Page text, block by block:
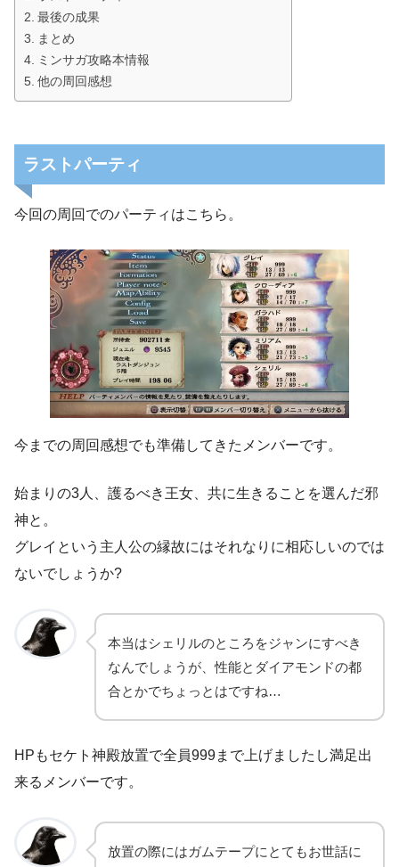
最後の成果
まとめ
ミンサガ攻略本情報
他の周回感想
ラストパーティ
今回の周回でのパーティはこちら。
今までの周回感想でも準備してきたメンバーです。
始まりの3人、護るべき王女、共に生きることを選んだ邪
神と。
グレイという主人公の縁故にはそれなりに相応しいのでは
ないでしょうか?
本当はシェリルのところをジャンにすべき
なんでしょうが、性能とダイアモンドの都
合とかでちょっとはですね…
HPもセケト神殿放置で全員999まで上げましたし満足出
来るメンバーです。
放置の際にはガムテープにとてもお世話に